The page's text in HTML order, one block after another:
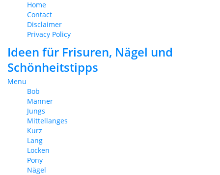
Home
Contact
Disclaimer
Privacy Policy
Ideen für Frisuren, Nägel und
Schönheitstipps
Menu
Bob
Männer
Jungs
Mittellanges
Kurz
Lang
Locken
Pony
Nägel